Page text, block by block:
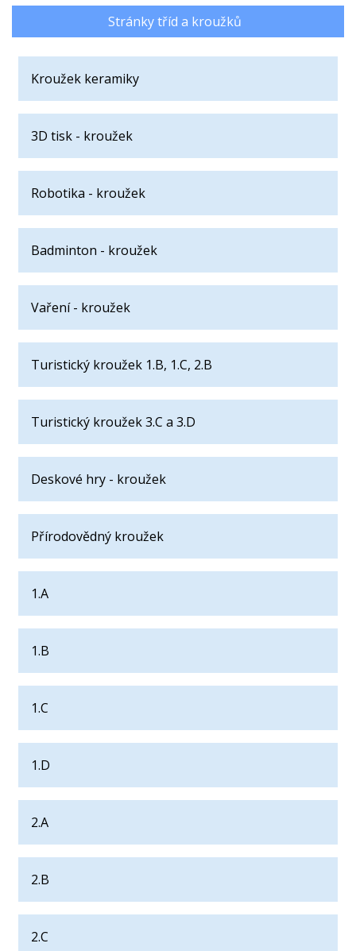
Stránky tříd a kroužků
Kroužek keramiky
3D tisk - kroužek
Robotika - kroužek
Badminton - kroužek
Vaření - kroužek
Turistický kroužek 1.B, 1.C, 2.B
Turistický kroužek 3.C a 3.D
Deskové hry - kroužek
Přírodovědný kroužek
1.A
1.B
1.C
1.D
2.A
2.B
2.C